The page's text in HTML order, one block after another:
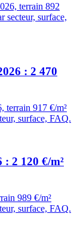
terrain 892
secteur, surface,
: 2 470
terrain 917 €/m²
surface, FAQ.
2 120 €/m²
989 €/m²
surface, FAQ.